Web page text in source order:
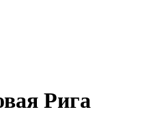
Рига